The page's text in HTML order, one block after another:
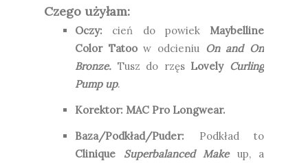
Czego użyłam:
Oczy: cień do powiek Maybelline
Color Tatoow odcieniu On and On
Bronze. Tusz do rzęs Lovely Curling
Pump up.
Korektor: MAC Pro Longwear.
Baza/Podkład/Puder: Podkład to
Clinique
Superbalanced Make up, a